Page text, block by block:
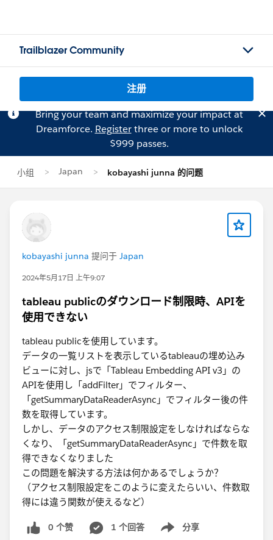
Trailblazer Community
注册
Bring your team and maximize your impact at
Dreamforce. Registerthree or more to unlock
$999 passes.
小组 Japan kobayashi junna 的问题
kobayashi junna 提问于 Japan
2024年5月17日 上午9:07
tableau publicのダウンロード制限時、APIを
使用できない
tableau publicを使用しています。
データの一覧リストを表示しているtableauの埋め込み
ビューに対し、jsで「Tableau Embedding API v3」の
APIを使用し「addFilter」でフィルター、
「getSummaryDataReaderAsync」でフィルター後の件
数を取得しています。
しかし、データのアクセス制限設定をしなければならな
くなり、「getSummaryDataReaderAsync」で件数を取
得できなくなりました
この問題を解決する方法は何かあるでしょうか？
（アクセス制限設定をこのように変えたらいい、件数取
得には違う関数が使えるなど）
0 个赞 1 个回答 分享
Show menu